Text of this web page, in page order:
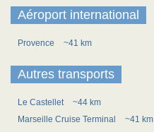
Aéroport international
Provence ~41 km
Autres transports
Le Castellet
~44 km
Marseille Cruise Terminal
~41 km